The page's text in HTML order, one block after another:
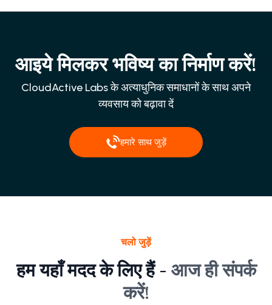
आइये मिलकर भविष्य का निर्माण करें!
CloudActive Labs के अत्याधुनिक समाधानों के साथ अपने
व्यवसाय को बढ़ावा दें
हमारे साथ जुड़ें
चलो जुड़ें
हम यहाँ मदद के लिए हैं - आज ही संपर्क
करें!